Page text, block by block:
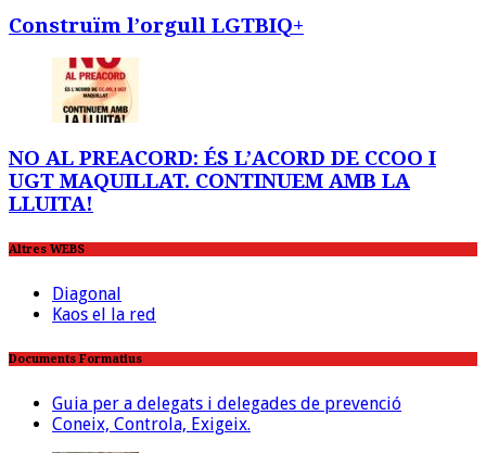
Construïm l’orgull LGTBIQ+
NO AL PREACORD: ÉS L’ACORD DE CCOO I
UGT MAQUILLAT. CONTINUEM AMB LA
LLUITA!
Altres WEBS
Diagonal
Kaos el la red
Documents Formatius
Guia per a delegats i delegades de prevenció
Coneix, Controla, Exigeix.